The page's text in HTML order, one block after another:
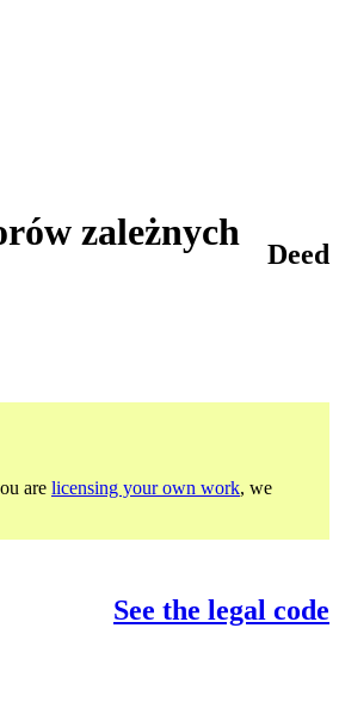
zależnych
Deed
are licensing your own work, we
See the legal code